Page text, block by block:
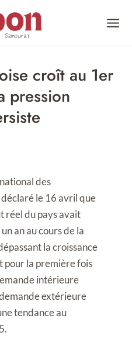
croît au 1er
pression
des
le 16 avril que
réel du pays avait
an au cours de la
la croissance
la première fois
intérieure
extérieure
tendance au